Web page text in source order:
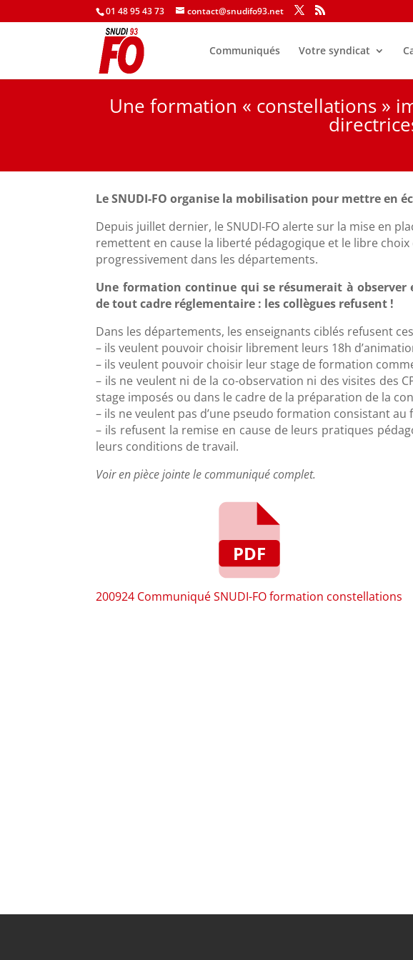
01 48 95 43 73 contact@snudifo93.net
Communiqués Votre syndicat
Une formation « constellations »
Le SNUDI-FO organise la mobilisation pour mettre en
Depuis juillet dernier, le SNUDI-FO alerte sur la mise en
remettent en cause la liberté pédagogique et le libre
progressivement dans les départements.
Une formation continue qui se résumerait à observer
de tout cadre réglementaire : les collègues refusent !
Dans les départements, les enseignants ciblés refusent
– ils veulent pouvoir choisir librement leurs 18h
– ils veulent pouvoir choisir leur stage de formation
– ils ne veulent ni de la co-observation ni des visites des
stage imposés ou dans le cadre de la préparation de la
– ils ne veulent pas d’une pseudo formation consistant
– ils refusent la remise en cause de leurs pratiques
leurs conditions de travail.
Voir en pièce jointe le communiqué complet.
200924 Communiqué SNUDI-FO formation constellations